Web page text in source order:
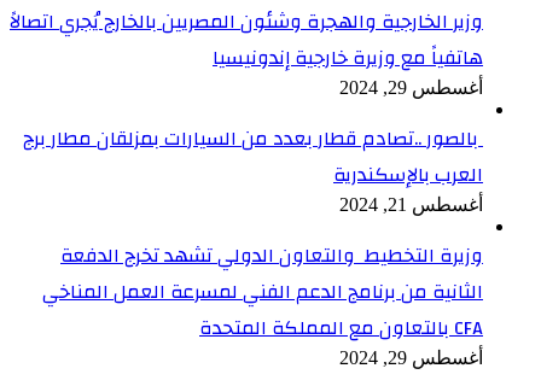
وزير الخارجية والهجرة وشئون المصريين بالخارج يُجري اتصالاً
هاتفياً مع وزيرة خارجية إندونيسيا
أغسطس 29, 2024
بالصور ..تصادم قطار بعدد من السيارات بمزلقان مطار برج
العرب بالإسكندرية
أغسطس 21, 2024
وزيرة التخطيط والتعاون الدولي تشهد تخرج الدفعة
الثانية من برنامج الدعم الفني لمسرعة العمل المناخي
CFA بالتعاون مع المملكة المتحدة
أغسطس 29, 2024